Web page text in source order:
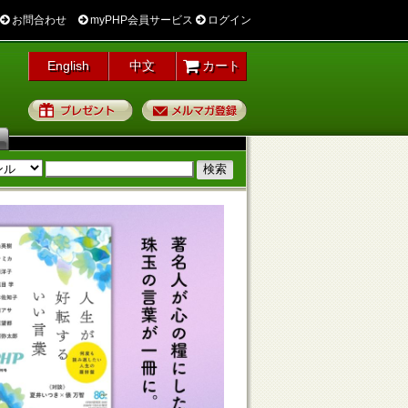
お問合わせ myPHP会員サービス ログイン
English 中文 カート
プレゼント